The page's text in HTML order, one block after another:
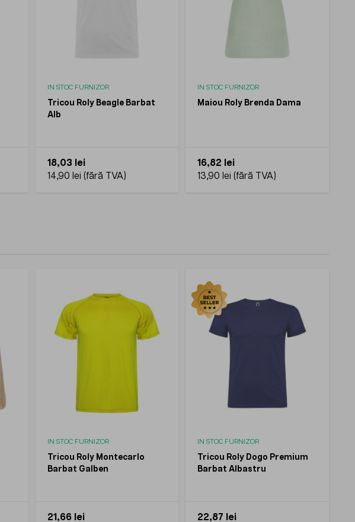
IN STOC FURNIZOR
Tricou Roly Beagle Barbat
Alb
18,03 lei
14,90 lei
IN STOC FURNIZOR
Maiou Roly Brenda Dama
16,82 lei
13,90 lei
IN STOC FURNIZOR
Tricou Roly Montecarlo
Barbat Galben
21,66 lei
IN STOC FURNIZOR
Tricou Roly Dogo Premium
Barbat Albastru
22,87 lei